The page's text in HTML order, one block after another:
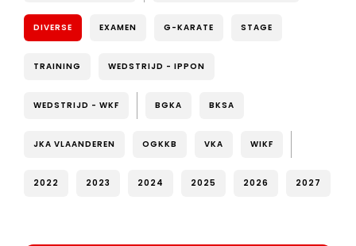
DIVERSE EXAMEN G-KARATE STAGE
TRAINING WEDSTRIJD - IPPON
WEDSTRIJD - WKF BGKA BKSA
JKA VLAANDEREN OGKKB VKA WIKF
2022 2023 2024 2025 2026 2027